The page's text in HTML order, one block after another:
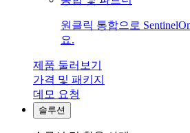
원클릭 통합으로
요.
제품 둘러보기
가격 및 패키지
데모 요청
솔루션